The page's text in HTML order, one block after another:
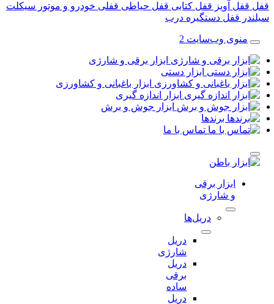
قفل آویز قفل کتابیقفل حیاطیقفلی خودرو و موتور سیکلت
قفل دستگیره درب
منوی وب‌سایت 2
ابزار برقی و شارژی
ابزار دستی
ابزار باغبانی و کشاورزی
ابزار اندازه گیری
ابزار جوش و برش
برندها
تماس با ما
ابزار برقی
و شارژی
دریل‌ها
دریل
شارژی
دریل
دریل